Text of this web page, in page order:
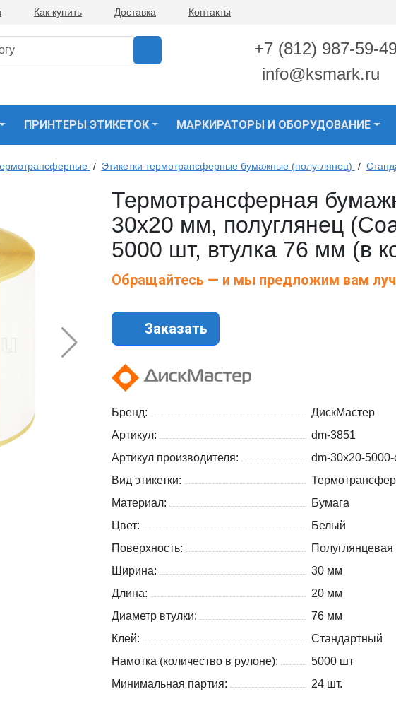
Как купить Доставка Контакты
+7 (812) 987-59-
info@ksmark.ru
ПРИНТЕРЫ ЭТИКЕТОК МАРКИРАТОРЫ И ОБОРУДОВАНИЕ
/ Этикетки термотрансферные бумажные (полуглянец) /
Термотрансферная
30х20 мм, полуглянец
5000 шт, втулка 76 мм (в
Обращайтесь — и мы предложим вам
Заказать
Бренд:
ДискМастер
Артикул:
dm-3851
Артикул производителя:
dm-30x20-
Вид этикетки:
Материал:
Бумага
Цвет:
Белый
Поверхность:
Полуглянцевая
Ширина:
30 мм
Длина:
20 мм
Диаметр втулки:
76 мм
Клей:
Стандартный
Намотка (количество в рулоне):
5000 шт
Минимальная партия:
24 шт.